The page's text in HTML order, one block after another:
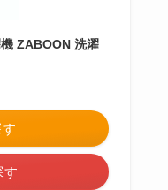
ZABOON 洗濯
す